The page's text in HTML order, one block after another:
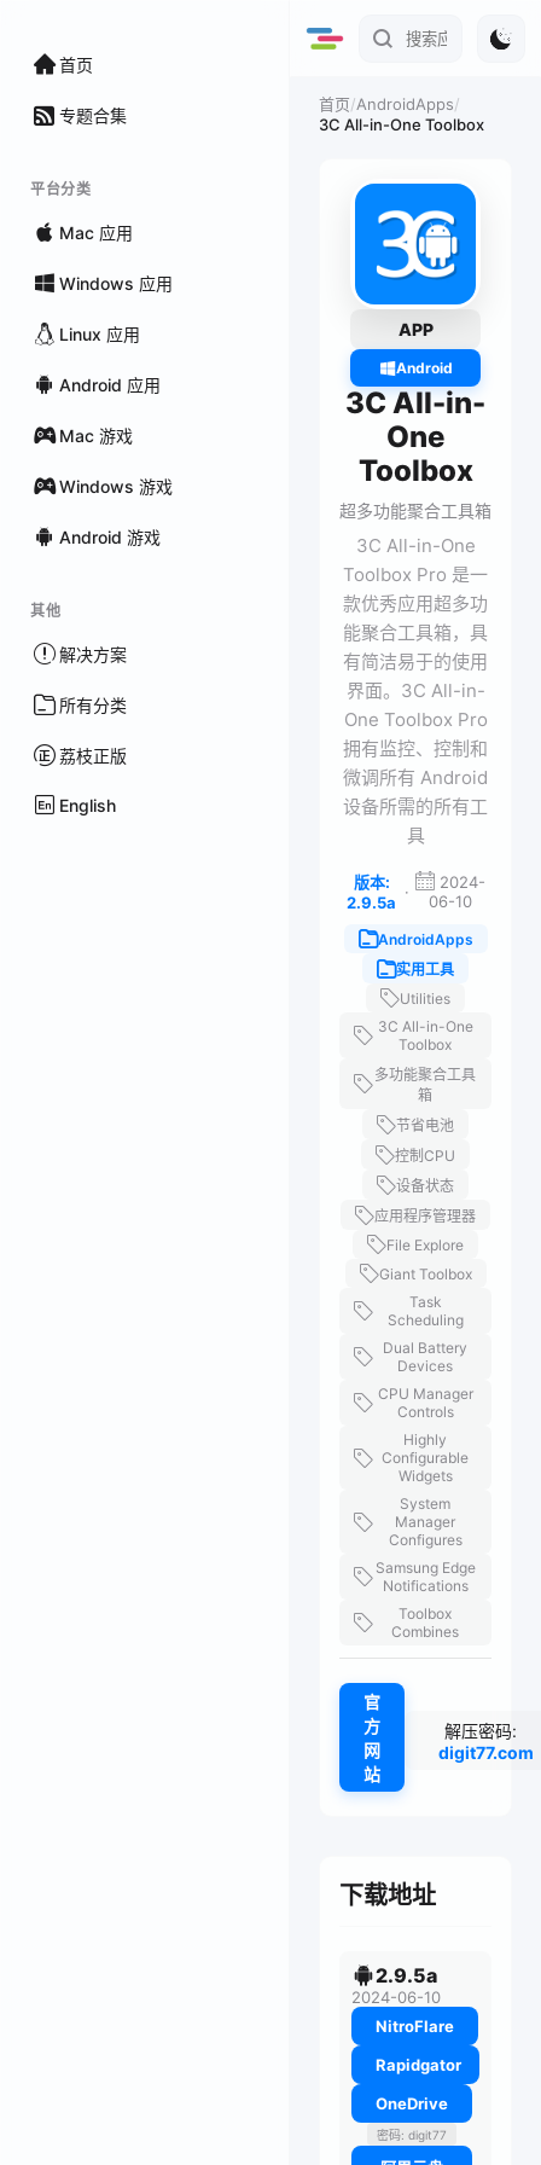
首页
专题合集
平台分类
Mac 应用
Windows 应用
Linux 应用
Android 应用
Mac 游戏
Windows 游戏
Android 游戏
其他
解决方案
所有分类
荔枝正版
English
首页/AndroidApps/
3C All-in-One Toolbox
APP
Android
3C All-in-
One
Toolbox
超多功能聚合工具箱
3C All-in-One
Toolbox Pro 是一
款优秀应用超多功
能聚合工具箱，具
有简洁易于的使用
界面。3C All-in-
One Toolbox Pro
拥有监控、控制和
微调所有 Android
设备所需的所有工
具
版本:
2.9.5a
·
2024-
06-10
AndroidApps
实用工具
Utilities
3C All-in-One
Toolbox
多功能聚合工具
箱
节省电池
控制CPU
设备状态
应用程序管理器
File Explore
Giant Toolbox
Task
Scheduling
Dual Battery
Devices
CPU Manager
Controls
Highly
Configurable
Widgets
System
Manager
Configures
Samsung Edge
Notifications
Toolbox
Combines
官
方
网
站
解压密码:
digit77.com
下载地址
2.9.5a
2024-06-10
NitroFlare
Rapidgator
OneDrive
密码: digit77